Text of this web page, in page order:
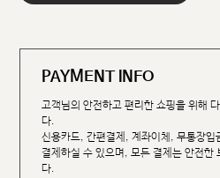
PAYMENT INFO
고객님의 안전하고 편리한 쇼핑을 위해
다.
신용카드, 간편결제, 계좌이체, 무통장입
결제하실 수 있으며, 모든 결제는 안전한
다.